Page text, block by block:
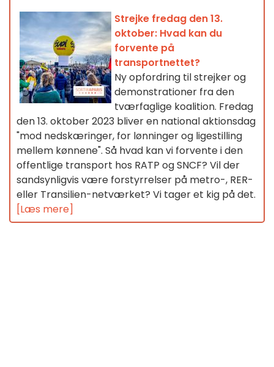
Strejke fredag den 13.
oktober: Hvad kan du
forvente på
transportnettet?
Ny opfordring til strejker og
demonstrationer fra den
tværfaglige koalition. Fredag
den 13. oktober 2023 bliver en national aktionsdag
"mod nedskæringer, for lønninger og ligestilling
mellem kønnene". Så hvad kan vi forvente i den
offentlige transport hos RATP og SNCF? Vil der
sandsynligvis være forstyrrelser på metro-, RER-
eller Transilien-netværket? Vi tager et kig på det.
[Læs mere]